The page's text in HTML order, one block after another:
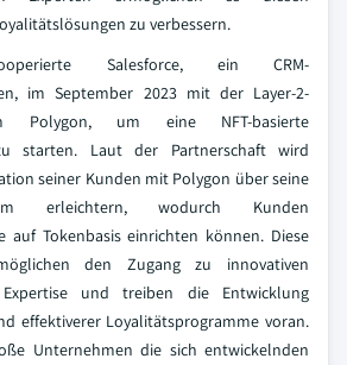
zu verbessern.
Salesforce, ein CRM-
im September 2023 mit der Layer-2-
Polygon, um eine NFT-basierte
starten. Laut der Partnerschaft wird
seiner Kunden mit Polygon über seine
erleichtern, wodurch Kunden
auf Tokenbasis einrichten können. Diese
den Zugang zu innovativen
und treiben die Entwicklung
effektiverer Loyalitätsprogramme voran.
Unternehmen die sich entwickelnden